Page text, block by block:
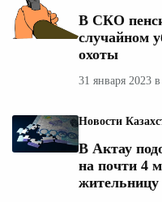
В СКО
случайном
охоты
31 января 2023
Новости
В Актау
на почти 4
жительницу